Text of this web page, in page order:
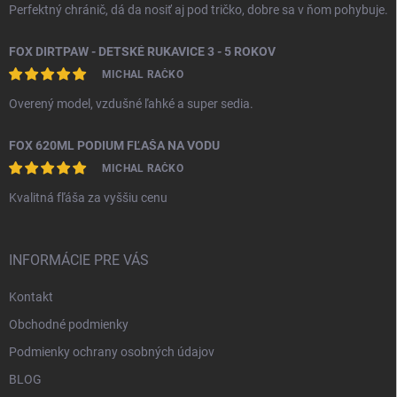
Perfektný chránič, dá da nosiť aj pod tričko, dobre sa v ňom pohybuje.
FOX DIRTPAW - DETSKÉ RUKAVICE 3 - 5 ROKOV
MICHAL RAČKO
Overený model, vzdušné ľahké a super sedia.
FOX 620ML PODIUM FĽAŠA NA VODU
MICHAL RAČKO
Kvalitná fľáša za vyššiu cenu
INFORMÁCIE PRE VÁS
Kontakt
Obchodné podmienky
Podmienky ochrany osobných údajov
BLOG